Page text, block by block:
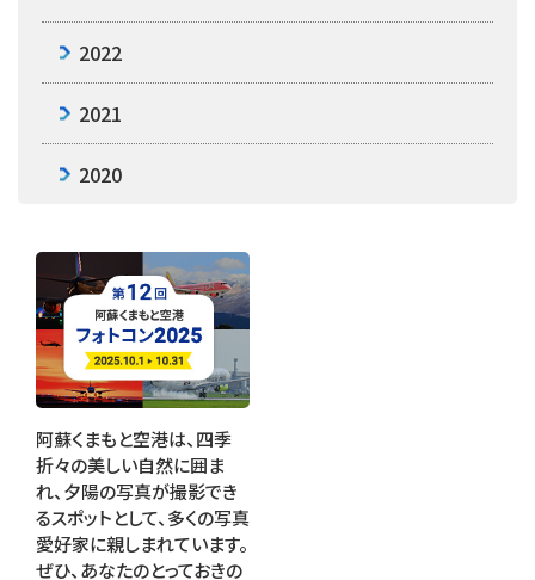
2022
2021
2020
阿蘇くまもと空港は、四季
折々の美しい自然に囲ま
れ、夕陽の写真が撮影でき
るスポットとして、多くの写真
愛好家に親しまれています。
ぜひ、あなたのとっておきの